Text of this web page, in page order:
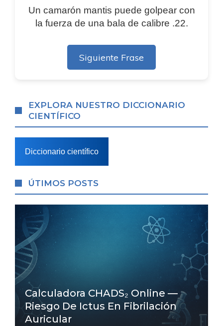
Un camarón mantis puede golpear con
la fuerza de una bala de calibre .22.
Siguiente Frase
EXPLORA NUESTRO DICCIONARIO
CIENTÍFICO
Diccionario científico
ÚTIMOS POSTS
Calculadora CHADS₂ Online —
Riesgo De Ictus En Fibrilación
Auricular